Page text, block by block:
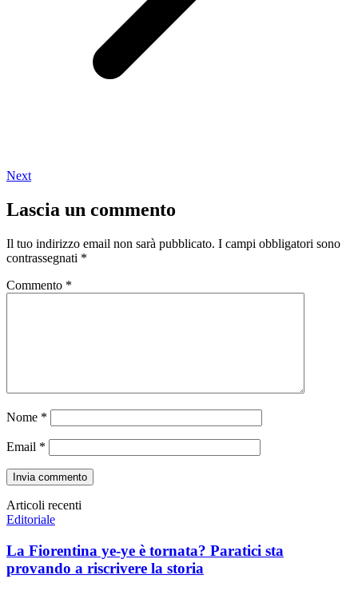
Next
Lascia un commento
Il tuo indirizzo email non sarà pubblicato. I campi obbligatori sono
contrassegnati *
Commento *
Nome *
Email *
Articoli recenti
Editoriale
La Fiorentina ye-ye è tornata? Paratici sta
provando a riscrivere la storia